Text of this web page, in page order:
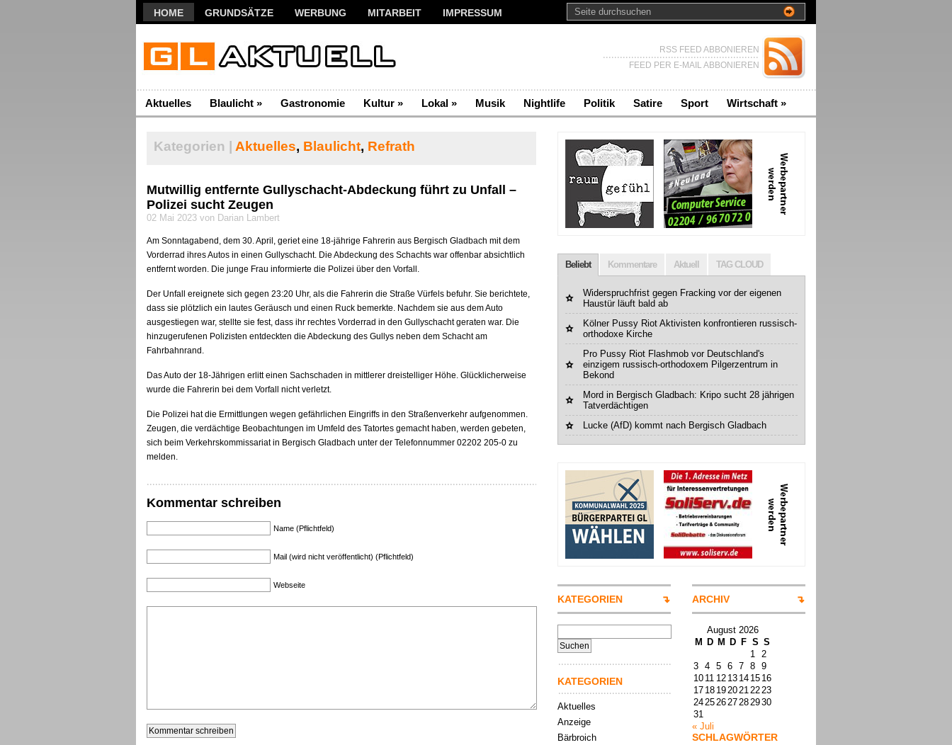
HOME GRUNDSÄTZE WERBUNG MITARBEIT IMPRESSUM
RSS FEED ABBONIEREN
FEED PER E-MAIL ABBONIEREN
Aktuelles Blaulicht » Gastronomie Kultur » Lokal » Musik Nightlife Politik Satire Sport Wirtschaft »
Kategorien | Aktuelles, Blaulicht, Refrath
Mutwillig entfernte Gullyschacht-Abdeckung führt zu Unfall –
Polizei sucht Zeugen
02 Mai 2023 von Darian Lambert
Am Sonntagabend, dem 30. April, geriet eine 18-jährige Fahrerin aus Bergisch Gladbach mit dem
Vorderrad ihres Autos in einen Gullyschacht. Die Abdeckung des Schachts war offenbar absichtlich
entfernt worden. Die junge Frau informierte die Polizei über den Vorfall.
Der Unfall ereignete sich gegen 23:20 Uhr, als die Fahrerin die Straße Vürfels befuhr. Sie berichtete,
dass sie plötzlich ein lautes Geräusch und einen Ruck bemerkte. Nachdem sie aus dem Auto
ausgestiegen war, stellte sie fest, dass ihr rechtes Vorderrad in den Gullyschacht geraten war. Die
hinzugerufenen Polizisten entdeckten die Abdeckung des Gullys neben dem Schacht am
Fahrbahnrand.
Das Auto der 18-Jährigen erlitt einen Sachschaden in mittlerer dreistelliger Höhe. Glücklicherweise
wurde die Fahrerin bei dem Vorfall nicht verletzt.
Die Polizei hat die Ermittlungen wegen gefährlichen Eingriffs in den Straßenverkehr aufgenommen.
Zeugen, die verdächtige Beobachtungen im Umfeld des Tatortes gemacht haben, werden gebeten,
sich beim Verkehrskommissariat in Bergisch Gladbach unter der Telefonnummer 02202 205-0 zu
melden.
Kommentar schreiben
Name (Pflichtfeld)
Mail (wird nicht veröffentlicht) (Pflichtfeld)
Webseite
Beliebt Kommentare Aktuell TAG CLOUD
Widerspruchfrist gegen Fracking vor der eigenen
Haustür läuft bald ab
Kölner Pussy Riot Aktivisten konfrontieren russisch-
orthodoxe Kirche
Pro Pussy Riot Flashmob vor Deutschland's
einzigem russisch-orthodoxem Pilgerzentrum in
Bekond
Mord in Bergisch Gladbach: Kripo sucht 28 jährigen
Tatverdächtigen
Lucke (AfD) kommt nach Bergisch Gladbach
KATEGORIEN
nach:
KATEGORIEN
Aktuelles
Anzeige
Bärbroich
ARCHIV
August 2026
M
D M D F S S
1 2
3 4 5 6 7 8 9
10 11 12 13 14 15 16
17 18 1920212223
24252627282930
31
« Juli
SCHLAGWÖRTER